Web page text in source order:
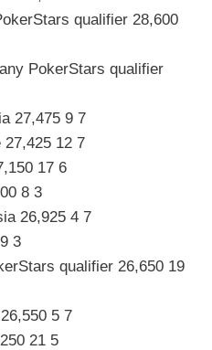
qualifier 28,600
PokerStars qualifier
27,475 9 7
12 7
17 6
8 3
26,925 4 7
3
qualifier 26,650 19
5 7
21 5